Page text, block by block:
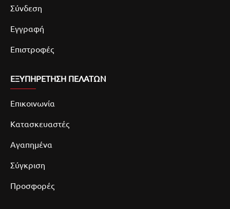
Σύνδεση
Εγγραφή
Επιστροφές
ΕΞΥΠΗΡΕΤΗΣΗ ΠΕΛΑΤΩΝ
Επικοινωνία
Κατασκευαστές
Αγαπημένα
Σύγκριση
Προσφορές